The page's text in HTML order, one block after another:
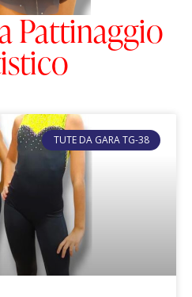
Pattinaggio
TUTE DA GARA TG-38